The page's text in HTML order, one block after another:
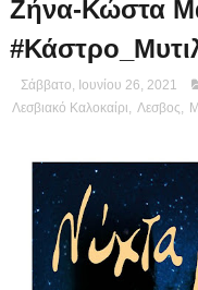
Ζήνα-Κώστα
Σάββατο, Ιουνίου 26, 2021
Λεσβιακό Καλοκαίρι
Λεσβος